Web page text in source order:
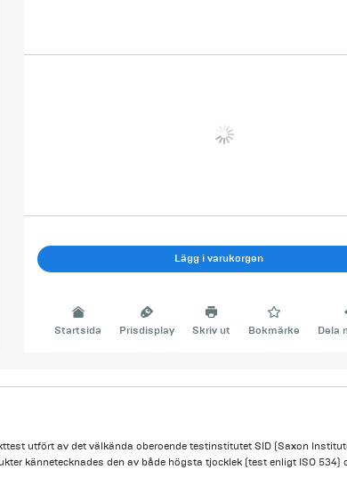
Lägg i varukorgen
Startsida Prisdisplay Skriv ut Bokmärke Dela
utfört av det välkända oberoende testinstitutet SID (Saxon
kännetecknades den av både högsta tjocklek (test enligt ISO 534)